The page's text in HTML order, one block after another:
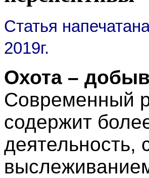
Статья
2019г.
Охота –
Современный
содержит
деятельность,